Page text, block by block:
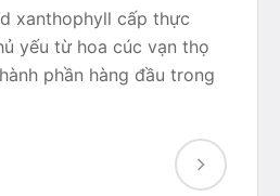
xanthophyll cấp thực
yếu từ hoa cúc vạn thọ
phần hàng đầu trong